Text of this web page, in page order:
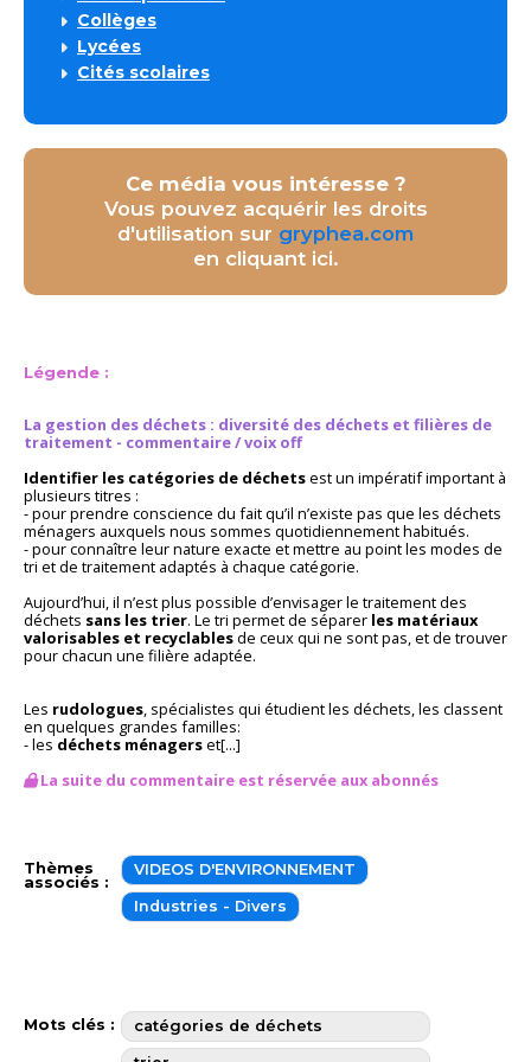
Collèges
Lycées
Cités scolaires
Ce média vous intéresse ?
Vous pouvez acquérir les droits
d'utilisation sur gryphea.com
en cliquant ici.
Légende :
La gestion des déchets : diversité des déchets et filières de
traitement - commentaire / voix off
Identifier les catégories de déchetsest un impératif important à
plusieurs titres :
- pour prendre conscience du fait qu’il n’existe pas que les déchets
ménagers auxquels nous sommes quotidiennement habitués.
- pour connaître leur nature exacte et mettre au point les modes de
tri et de traitement adaptés à chaque catégorie.
Aujourd’hui, il n’est plus possible d’envisager le traitement des
déchets sans les trier. Le tri permet de séparer les matériaux
valorisables et recyclablesde ceux qui ne sont pas, et de trouver
pour chacun une filière adaptée.
Les rudologues , spécialistes qui étudient les déchets, les classent
en quelques grandes familles:
- les déchets ménagerset[...]
La suite du commentaire est réservée aux abonnés
Thèmes
associés :
VIDEOS D'ENVIRONNEMENT
Industries - Divers
Mots clés : catégories de déchets